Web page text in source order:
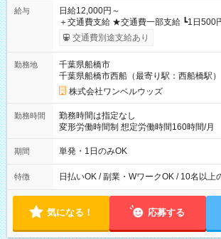
給与
日給12,000円～
＋交通費支給 ★交通費一部支給 ┗1日500円を超えた分は全額支
給！ ※往復500円以内の方は自己負担となります ★日
（規定あり） ┗働いたその日に現金
なし
交通費別途支給あり
勤務地
千葉県船橋市
千葉県船橋市西船（最寄り駅：西船橋駅）
株式会社ワンベルウッズ
勤務時間
勤務時間は指定なし
変形労働時間制 想定労働時間160時間/月 【シフト例】 12：00
～22：00
期間 単発・1日のみOK
特徴 日払いOK / 副業・WワークOK / 10名以上
気になる！ 応募する